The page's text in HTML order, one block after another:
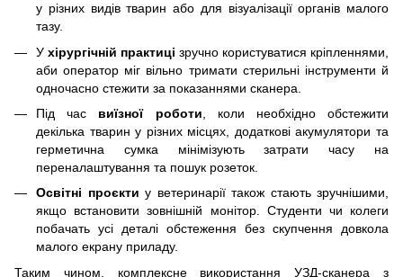
у різних видів тварин або для візуалізації органів малого
тазу.
У хірургічній практиці зручно користуватися кріпленнями,
аби оператор міг вільно тримати стерильні інструменти й
одночасно стежити за показаннями сканера.
Під час виїзної роботи , коли необхідно обстежити
декілька тварин у різних місцях, додаткові акумулятори та
герметична сумка мінімізують затрати часу на
переналаштування та пошук розеток.
Освітні проєкти у ветеринарії також стають зручнішими,
якщо встановити зовнішній монітор. Студенти чи колеги
побачать усі деталі обстеження без скупчення довкола
малого екрану приладу.
Таким чином, комплексне використання УЗД-сканера з